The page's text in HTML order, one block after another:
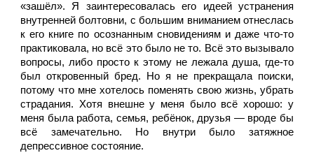
«зашёл». Я заинтересовалась его идеей устранения
внутренней болтовни, с большим вниманием отнеслась
к его книге по осознанным сновидениям и даже что-то
практиковала, но всё это было не то. Всё это вызывало
вопросы, либо просто к этому не лежала душа, где-то
был откровенный бред. Но я не прекращала поиски,
потому что мне хотелось поменять свою жизнь, убрать
страдания. Хотя внешне у меня было всё хорошо: у
меня была работа, семья, ребёнок, друзья — вроде бы
всё замечательно. Но внутри было затяжное
депрессивное состояние.